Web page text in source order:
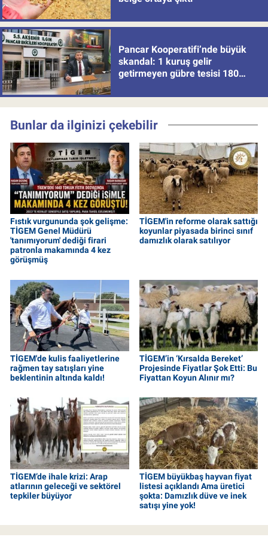
Pancar Kooperatifi’nde büyük
skandal: 1 kuruş gelir
getirmeyen gübre tesisi 180
Bunlar da ilginizi çekebilir
Fıstık vurgununda şok gelişme:
TİGEM Genel Müdürü
'tanımıyorum' dediği firari
patronla makamında 4 kez
görüşmüş
TİGEM'in reforme olarak sattığı
koyunlar piyasada birinci sınıf
damızlık olarak satılıyor
TİGEM'de kulis faaliyetlerine
rağmen tay satışları yine
beklentinin altında kaldı!
TİGEM’in ‘Kırsalda Bereket’
Projesinde Fiyatlar Şok Etti: Bu
Fiyattan Koyun Alınır mı?
TİGEM’de ihale krizi: Arap
atlarının geleceği ve sektörel
tepkiler büyüyor
TİGEM büyükbaş hayvan fiyat
listesi açıklandı Ama üretici
şokta: Damızlık düve ve inek
satışı yine yok!